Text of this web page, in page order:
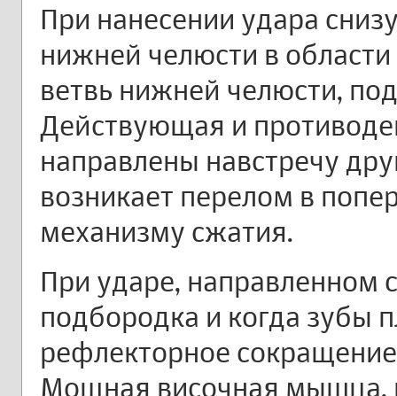
При нанесении удара
нижней челюсти в
ветвь нижней челюсти,
Действующая и
направлены навстречу
возникает перелом в
механизму сжатия.
При ударе, направленном
подбородка и когда зубы
рефлекторное
Мощная височная мышца,